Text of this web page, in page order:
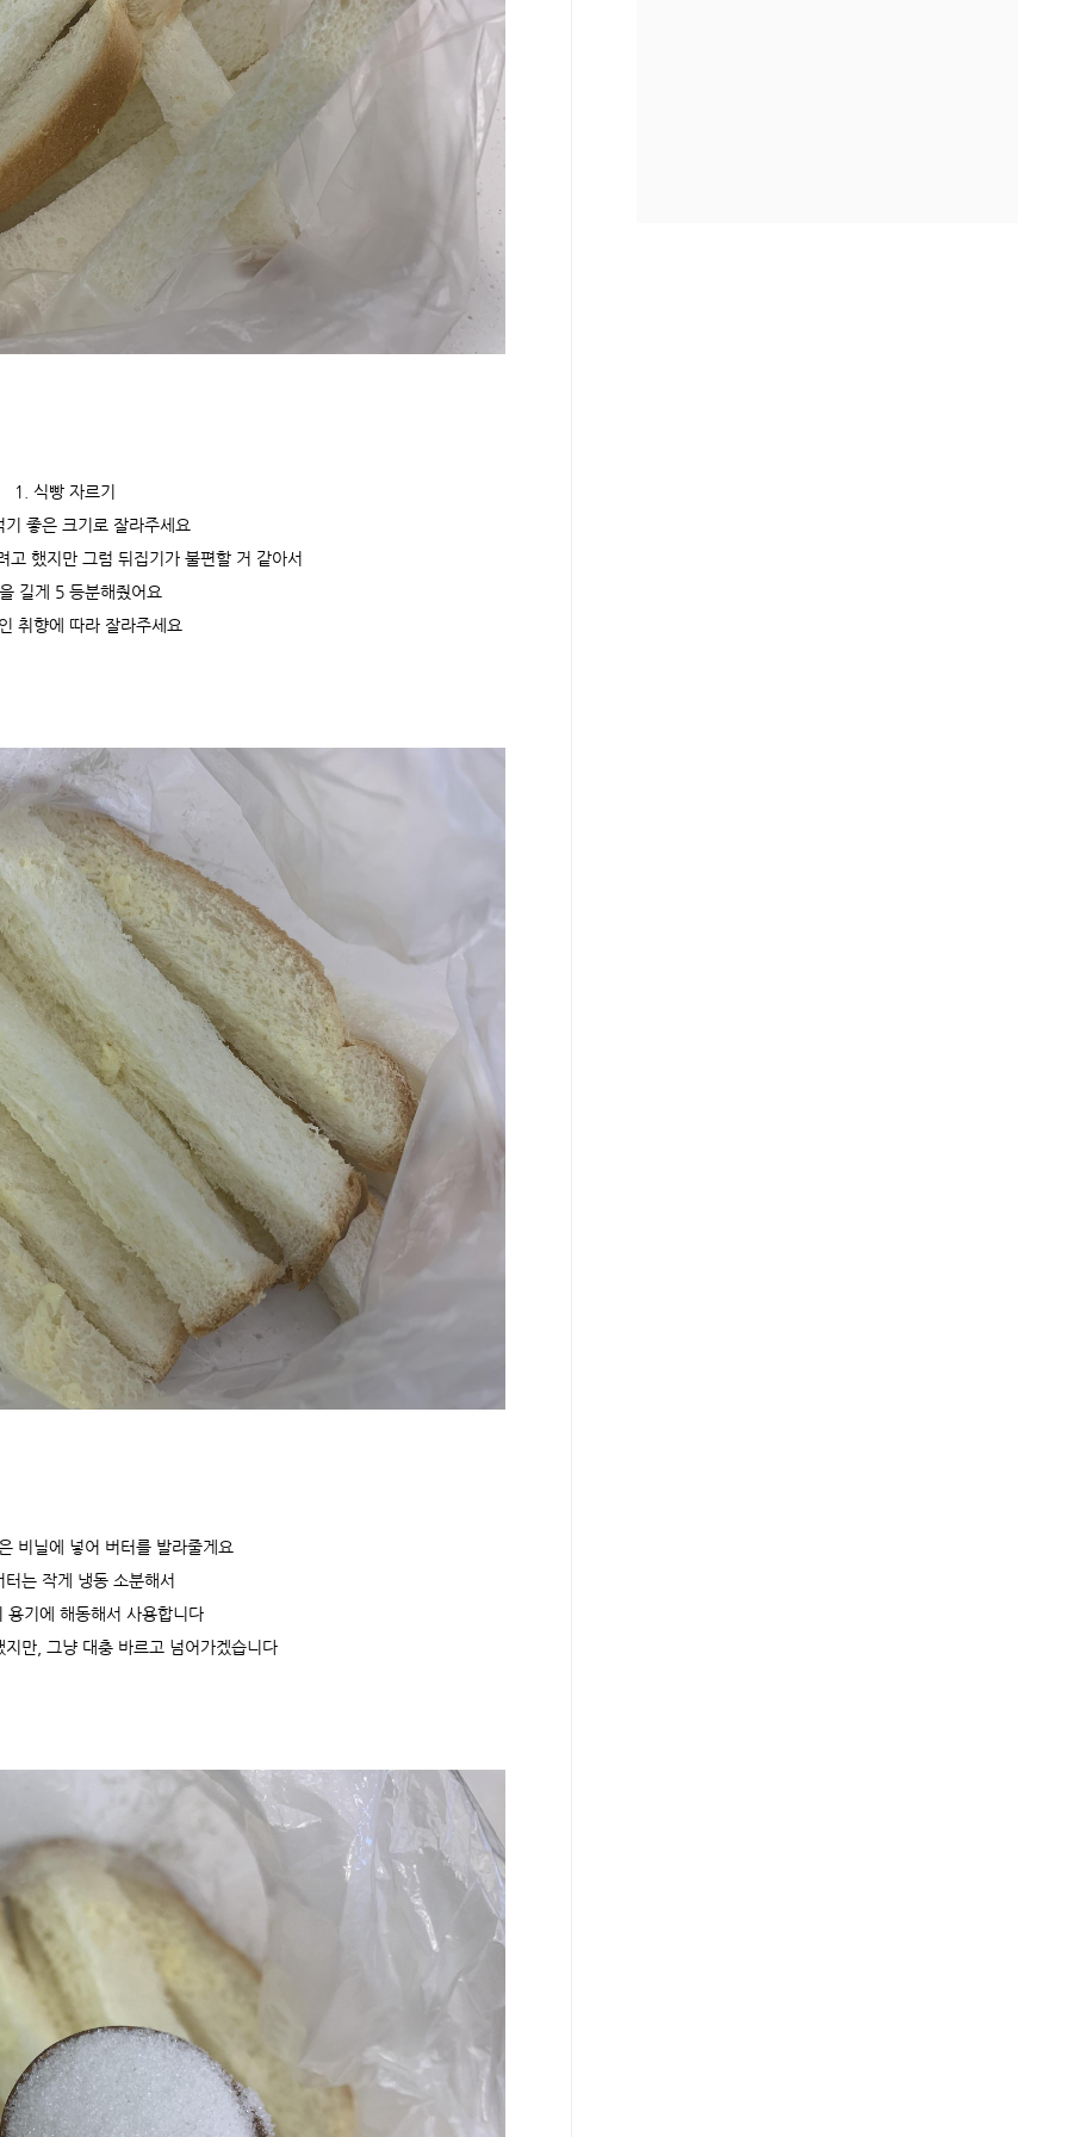
1. 식빵 자르기
기 좋은 크기로 잘라주세요
고 했지만 그럼 뒤집기가 불편할 거 같아서
길게 5 등분해줬어요
취향에 따라 잘라주세요
비닐에 넣어 버터를 발라줄게요
터는 작게 냉동 소분해서
용기에 해동해서 사용합니다
만, 그냥 대충 바르고 넘어가겠습니다